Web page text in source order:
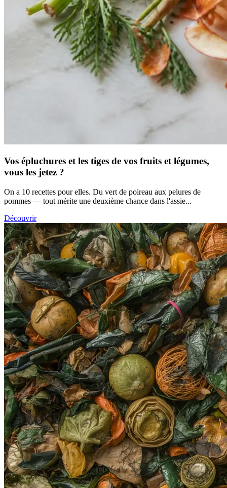
Vos épluchures et les tiges de vos fruits et légumes,
vous les jetez ?
On a 10 recettes pour elles. Du vert de poireau aux pelures de
pommes — tout mérite une deuxième chance dans l'assie...
Découvrir